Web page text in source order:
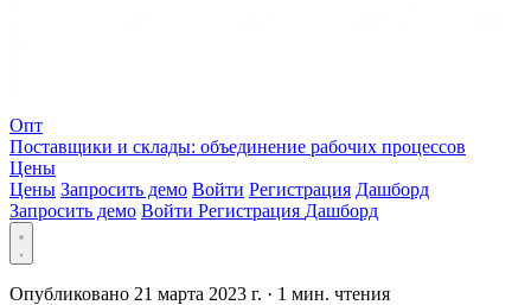
Опт
Поставщики и склады: объединение рабочих процессов
Цены
Цены Запросить демо Войти Регистрация Дашборд
Запросить демо Войти Регистрация Дашборд
Опубликовано 21 марта 2023 г. · 1 мин. чтения